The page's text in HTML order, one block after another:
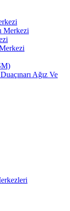
Merkezi
Ağız Ve